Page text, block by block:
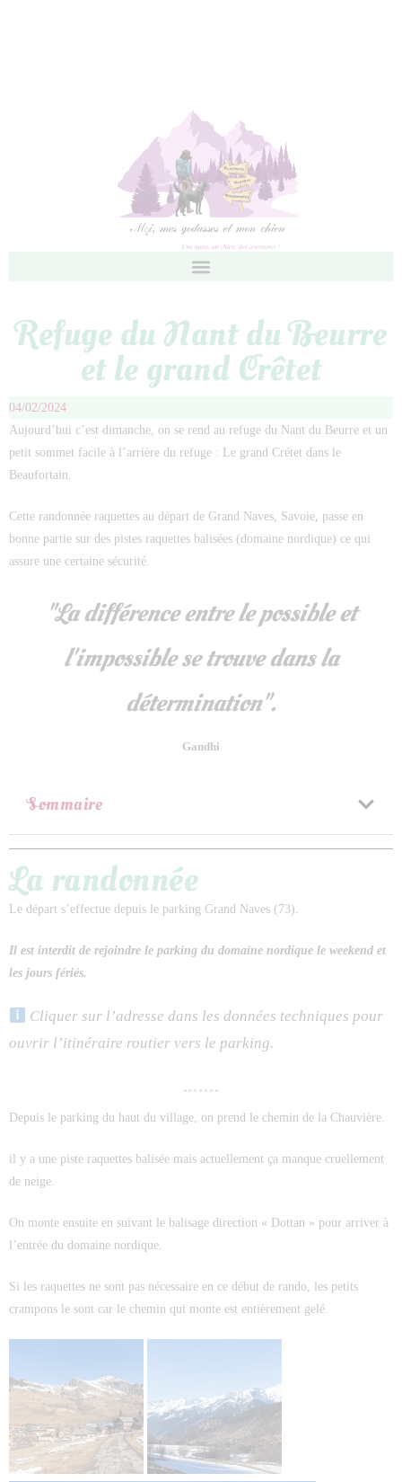
Refuge du Nant du Beurre
et le grand Crêtet
04/02/2024
Aujourd’hui c’est dimanche, on se rend au refuge du Nant du Beurre et un
petit sommet facile à l’arrière du refuge : Le grand Crétet dans le
Beaufortain.
Cette randonnée raquettes au départ de Grand Naves, Savoie, passe en
bonne partie sur des pistes raquettes balisées (domaine nordique) ce qui
assure une certaine sécurité.
"La différence entre le possible et
l'impossible se trouve dans la
détermination".
Gandhi
Sommaire
La randonnée
Le départ s’effectue depuis le parking Grand Naves (73).
Il est interdit de rejoindre le parking du domaine nordique le weekend et
les jours fériés.
Cliquer sur l’adresse dans les données techniques pour
ouvrir l’itinéraire routier vers le parking.
Depuis le parking du haut du village, on prend le chemin de la Chauvière.
il y a une piste raquettes balisée mais actuellement ça manque cruellement
de neige.
On monte ensuite en suivant le balisage direction « Dottan » pour arriver à
l’entrée du domaine nordique.
Si les raquettes ne sont pas nécessaire en ce début de rando, les petits
crampons le sont car le chemin qui monte est entièrement gelé.